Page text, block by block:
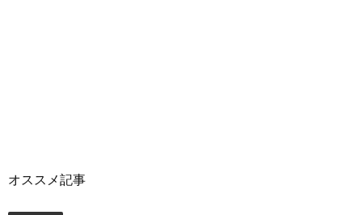
オススメ記事